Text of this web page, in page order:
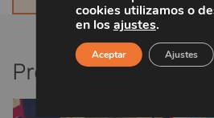
Productos
cookies utilizamos o
en losajustes.
Aceptar Ajustes